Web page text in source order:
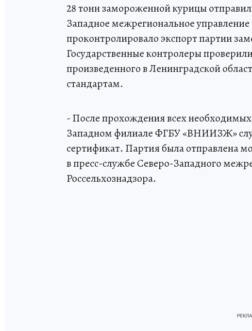
28 тонн замороженной курицы
Западное межрегиональное управление
проконтролировало экспорт партии
Государственные контролеры
произведенного в Ленинградской
стандартам.
- После прохождения всех
Западном филиале ФГБУ «ВНИИЗЖ»
сертификат. Партия была отправлена
в пресс-службе Северо-Западного
Россельхознадзора.